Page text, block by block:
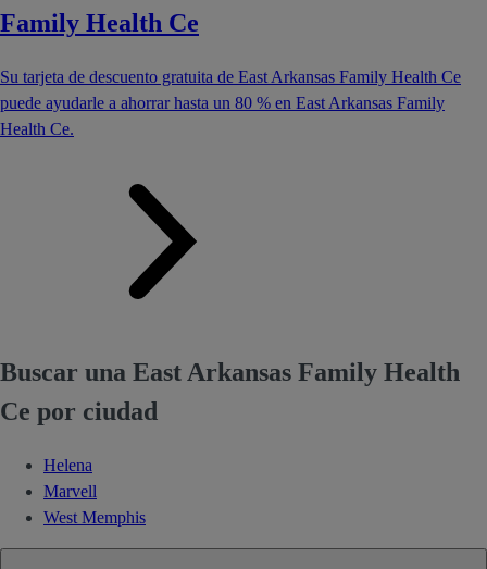
Family Health Ce
Su tarjeta de descuento gratuita de East Arkansas Family Health Ce
puede ayudarle a ahorrar hasta un 80 % en East Arkansas Family
Health Ce.
Buscar una East Arkansas Family Health
Ce por ciudad
Helena
Marvell
West Memphis